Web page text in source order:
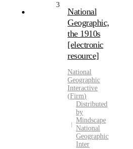
3
National
Geographic,
the 1910s
[electronic
resource]
National
Geographic
Interactive
(Firm)
Distributed
by
Mindscape
National
Geographic
Inter